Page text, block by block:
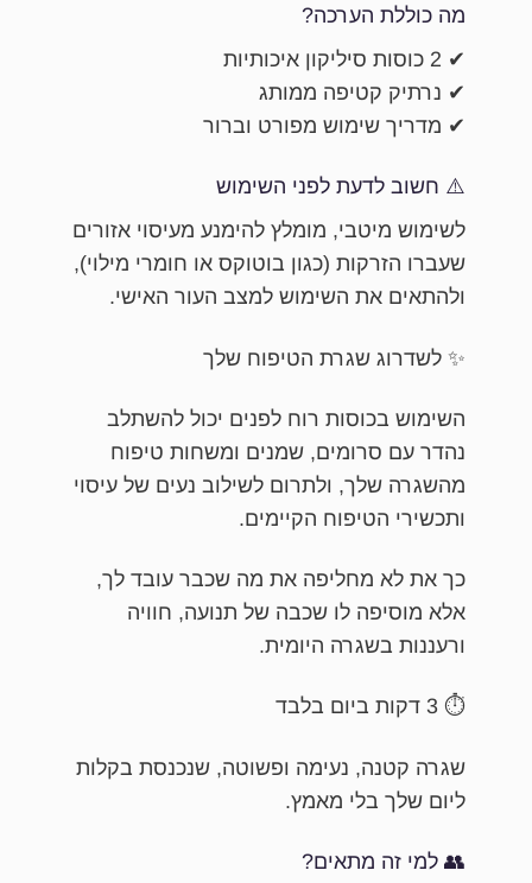
מה כוללת הערכה?
✔ 2 כוסות סיליקון איכותיות
✔ נרתיק קטיפה ממותג
✔ מדריך שימוש מפורט וברור
⚠️ חשוב לדעת לפני השימוש
לשימוש מיטבי, מומלץ להימנע מעיסוי אזורים
שעברו הזרקות (כגון בוטוקס או חומרי מילוי),
ולהתאים את השימוש למצב העור האישי.
✨ לשדרוג שגרת הטיפוח שלך
השימוש בכוסות רוח לפנים יכול להשתלב
נהדר עם סרומים, שמנים ומשחות טיפוח
מהשגרה שלך, ולתרום לשילוב נעים של עיסוי
ותכשירי הטיפוח הקיימים.
כך את לא מחליפה את מה שכבר עובד לך,
אלא מוסיפה לו שכבה של תנועה, חוויה
ורעננות בשגרה היומית.
⏱️ 3 דקות ביום בלבד
שגרה קטנה, נעימה ופשוטה, שנכנסת בקלות
ליום שלך בלי מאמץ.
👥 למי זה מתאים?